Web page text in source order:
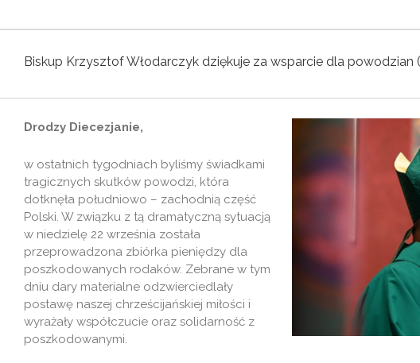
Biskup Krzysztof Włodarczyk dziękuje za wsparcie dla powodzian
Drodzy Diecezjanie,
w ostatnich tygodniach byliśmy świadkami
tragicznych skutków powodzi, która
dotknęła południowo – zachodnią część
Polski. W związku z tą dramatyczną sytuacją
w niedzielę 22 września została
przeprowadzona zbiórka pieniędzy dla
poszkodowanych rodaków. Zebrane w tym
dniu dary materialne odzwierciedlały
postawę naszej chrześcijańskiej miłości i
wyrażały współczucie oraz solidarność z
poszkodowanymi.